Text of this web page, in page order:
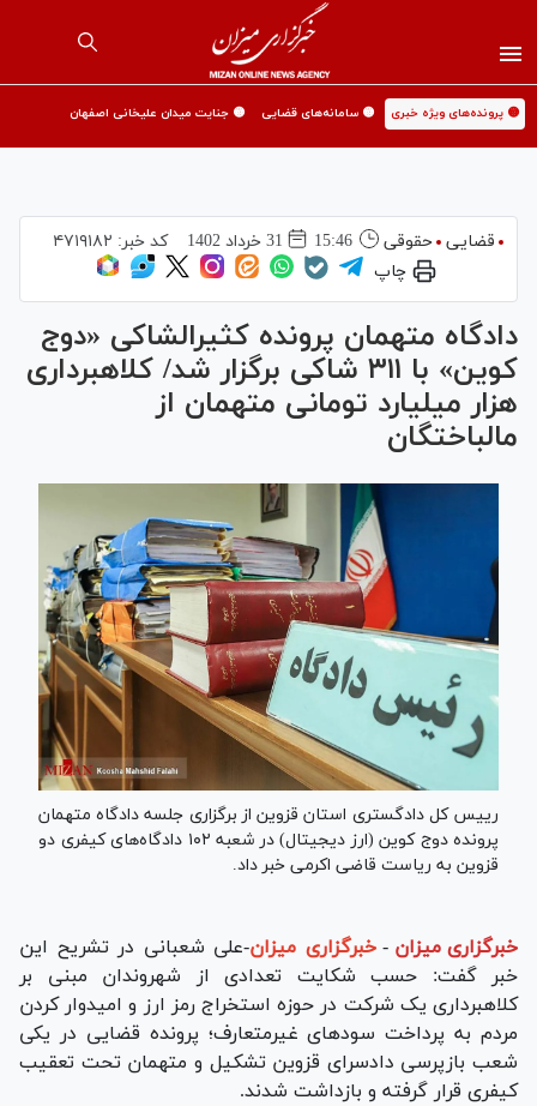
🟡 پرونده‌های ویژه خبری 🟡 سامانه‌های قضایی 🟡 جنایت میدان علیخانی اصفهان
قضایی حقوقی 15:46 31 خرداد 1402 کد خبر: ۴۷۱۹۱۸۲
چاپ
دادگاه متهمان پرونده کثیرالشاکی «دوج
کوین» با ۳۱۱ شاکی برگزار شد/ کلاهبرداری
هزار میلیارد تومانی متهمان از
مالباختگان
رییس کل دادگستری استان قزوین از برگزاری جلسه دادگاه متهمان
پرونده دوج کوین (ارز دیجیتال) در شعبه ۱۰۲ دادگاه‌های کیفری دو
قزوین به ریاست قاضی اکرمی خبر داد.
خبرگزاری میزان - خبرگزاری میزان-علی شعبانی در تشریح این
خبر گفت: حسب شکایت تعدادی از شهروندان مبنی بر
کلاهبرداری یک شرکت در حوزه استخراج رمز ارز و امیدوار کردن
مردم به پرداخت سود‌های غیرمتعارف؛ پرونده قضایی در یکی
شعب بازپرسی دادسرای قزوین تشکیل و متهمان تحت تعقیب
کیفری قرار گرفته و بازداشت شدند.